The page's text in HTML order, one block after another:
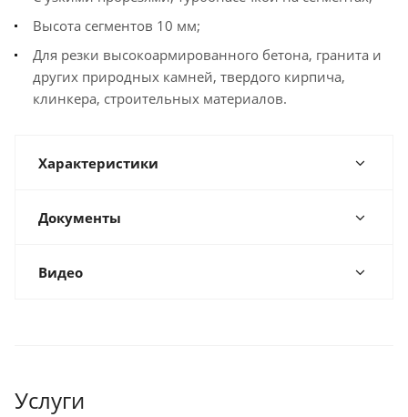
Высота сегментов 10 мм;
Для резки высокоармированного бетона, гранита и
других природных камней, твердого кирпича,
клинкера, строительных материалов.
Характеристики
Документы
Видео
Услуги